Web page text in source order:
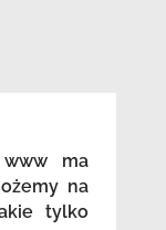
www ma
na
tylko